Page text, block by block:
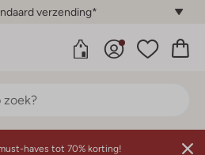
verzending*
haves tot 70% korting!